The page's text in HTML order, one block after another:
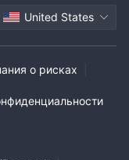
United States
о рисках